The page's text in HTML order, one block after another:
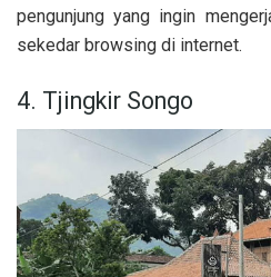
pengunjung yang ingin
sekedar browsing di internet.
4. Tjingkir Songo